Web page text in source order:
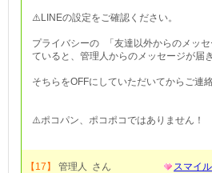
⚠️LINEの設定をご確認ください。
プライバシーの 「友達以外からのメッ
ていると、管理人からのメッセージが届
そちらをOFFにしていただいてからご連
⚠️ポコパン、ポコポコではありません！
【17】 管理人 さん スマイル